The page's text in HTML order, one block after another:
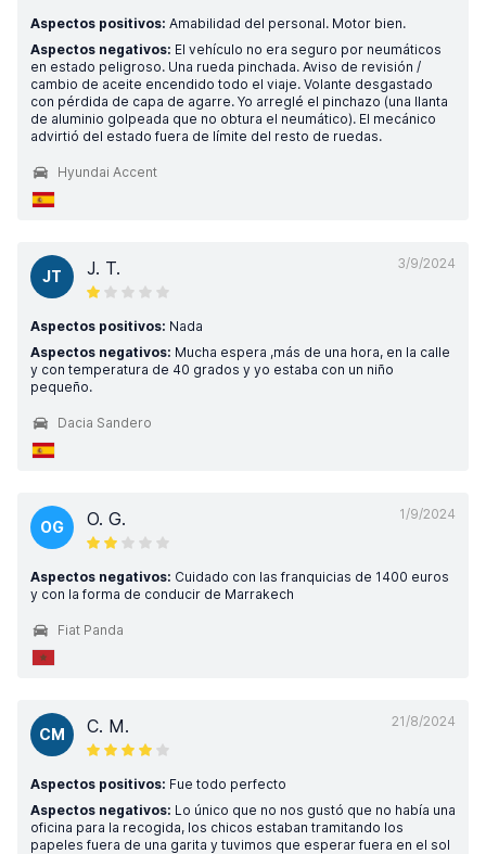
Aspectos positivos: Amabilidad del personal. Motor bien.
Aspectos negativos: El vehículo no era seguro por neumáticos
en estado peligroso. Una rueda pinchada. Aviso de revisión /
cambio de aceite encendido todo el viaje. Volante desgastado
con pérdida de capa de agarre. Yo arreglé el pinchazo (una llanta
de aluminio golpeada que no obtura el neumático). El mecánico
advirtió del estado fuera de límite del resto de ruedas.
Hyundai Accent
3/9/2024
JT J. T.
Aspectos positivos: Nada
Aspectos negativos: Mucha espera ,más de una hora, en la calle
y con temperatura de 40 grados y yo estaba con un niño
pequeño.
Dacia Sandero
1/9/2024
OG O. G.
Aspectos negativos: Cuidado con las franquicias de 1400 euros
y con la forma de conducir de Marrakech
Fiat Panda
21/8/2024
CM C. M.
Aspectos positivos: Fue todo perfecto
Aspectos negativos: Lo único que no nos gustó que no había una
oficina para la recogida, los chicos estaban tramitando los
papeles fuera de una garita y tuvimos que esperar fuera en el sol